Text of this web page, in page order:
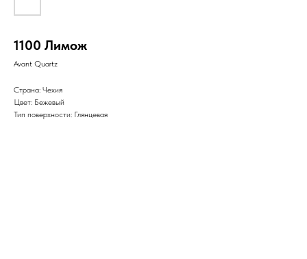
1100 Лимож
Avant Quartz
Страна: Чехия
Цвет: Бежевый
Тип поверхности: Глянцевая